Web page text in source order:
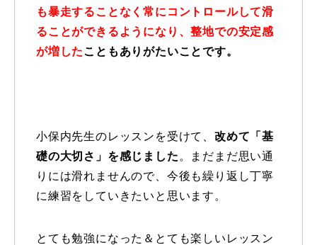
最新レッスン動画
レッスン動画一覧
プレゼント付メルマガ
も暴走することなく常にコントロールして滑
ることができるようになり、整地での安定感
が増したこともありがたいことです。
小保内先生のレッスンを受けて、 改めて「基
礎の大切さ」を感じました 。まだまだ思い通
りには滑れませんので、今後も繰り返し丁寧
に練習をしていきたいと思います。
とても勉強になった＆とても楽しいレッスン